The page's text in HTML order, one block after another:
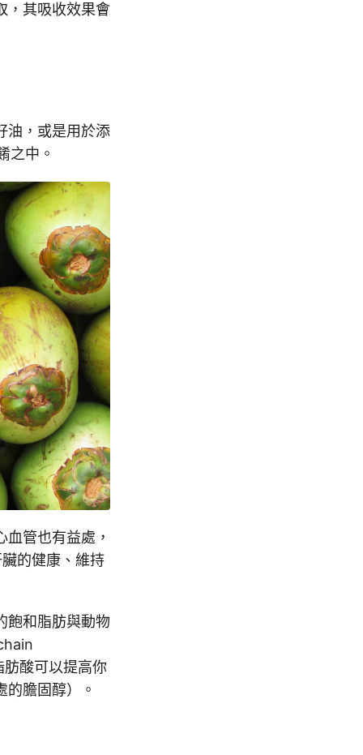
，其吸收效果會
油，或是用於添
之中。
管也有益處，
的健康、維持
飽和脂肪與動物
酸可以提高你
膽固醇）。